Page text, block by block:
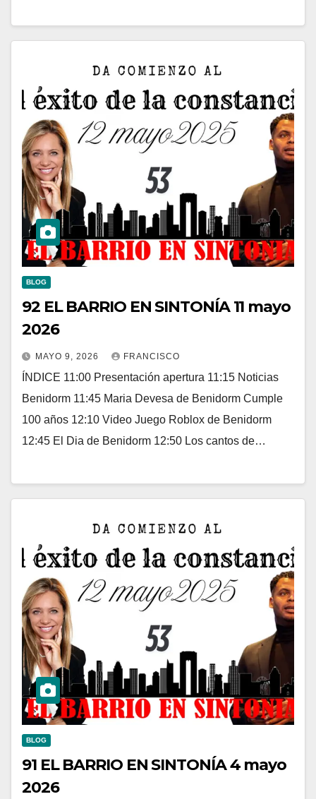
BLOG
92 EL BARRIO EN SINTONÍA 11 mayo
2026
MAYO 9, 2026 FRANCISCO
ÍNDICE 11:00 Presentación apertura 11:15 Noticias
Benidorm 11:45 Maria Devesa de Benidorm Cumple
100 años 12:10 Video Juego Roblox de Benidorm
12:45 El Dia de Benidorm 12:50 Los cantos de…
BLOG
91 EL BARRIO EN SINTONÍA 4 mayo
2026